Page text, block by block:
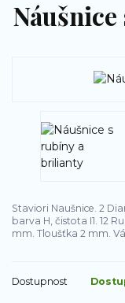
Staviori Naušnice. 2
barva H, čistota I1. 12
mm. Tloušťka 2 mm.
Dostupnost